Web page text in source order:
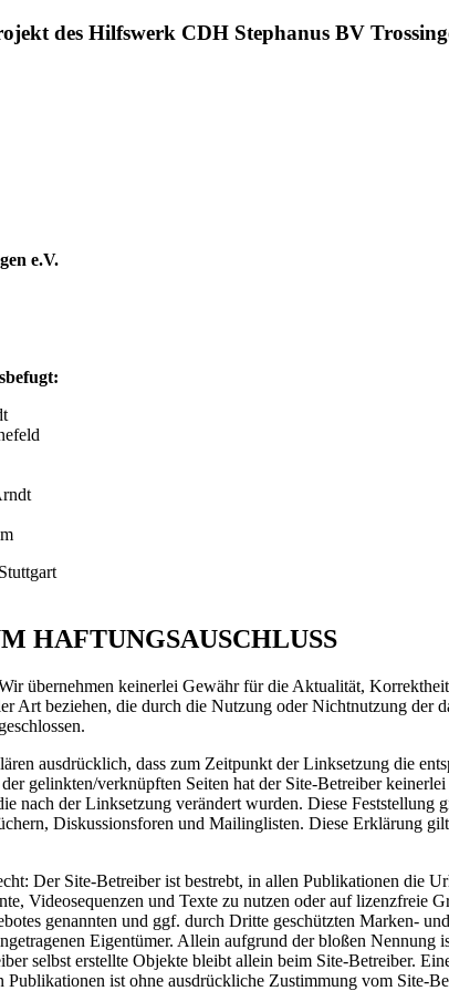
des Hilfswerk CDH Stephanus BV
e.V.
HAFTUNGSAUSCHLUSS
übernehmen keinerlei Gewähr für die Aktualität,
Art beziehen, die durch die Nutzung oder Nichtnutzung
ausdrücklich, dass zum Zeitpunkt der Linksetzung die
gelinkten/verknüpften Seiten hat der Site-Betreiber
nach der Linksetzung verändert wurden. Diese
Diskussionsforen und Mailinglisten. Diese Erklärung
Der Site-Betreiber ist bestrebt, in allen Publikationen die
Videosequenzen und Texte zu nutzen oder auf lizenzfreie
genannten und ggf. durch Dritte geschützten Marken-
Eigentümer. Allein aufgrund der bloßen
selbst erstellte Objekte bleibt allein beim Site-Betreiber.
Publikationen ist ohne ausdrückliche Zustimmung vom Site-